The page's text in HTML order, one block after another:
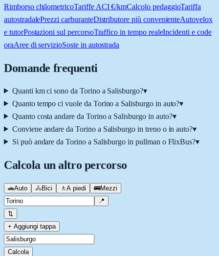
Rimborso chilometricoTariffe ACI €/kmCalcolo pedaggioTariffa
autostradalePrezzi carburanteDistributore più convenienteAutovelox
e tutorPostazioni sul percorsoTraffico in tempo realeIncidenti e code
oraAree di servizioSoste in autostrada
Domande frequenti
Quanti km ci sono da Torino a Salisburgo?▾
Quanto tempo ci vuole da Torino a Salisburgo in auto?▾
Quanto costa andare da Torino a Salisburgo in auto?▾
Conviene andare da Torino a Salisburgo in treno o in auto?▾
Si può andare da Torino a Salisburgo in pullman o FlixBus?▾
Calcola un altro percorso
🚗Auto 🚴Bici 🚶 A piedi 🚌Mezzi
📍
⇅
+ Aggiungi tappa
Calcola